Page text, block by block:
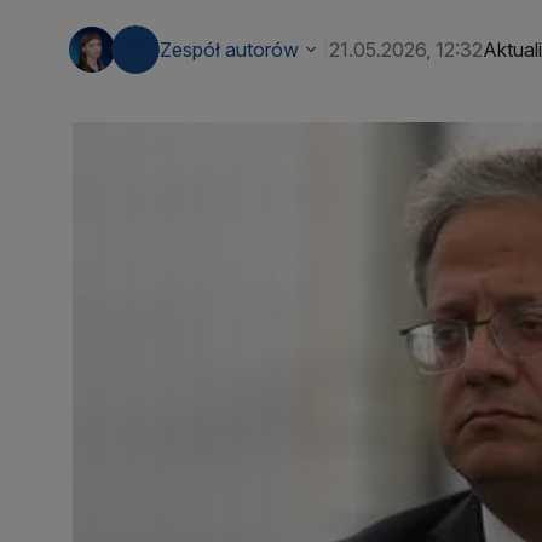
Zespół autorów 21.05.2026, 12:32